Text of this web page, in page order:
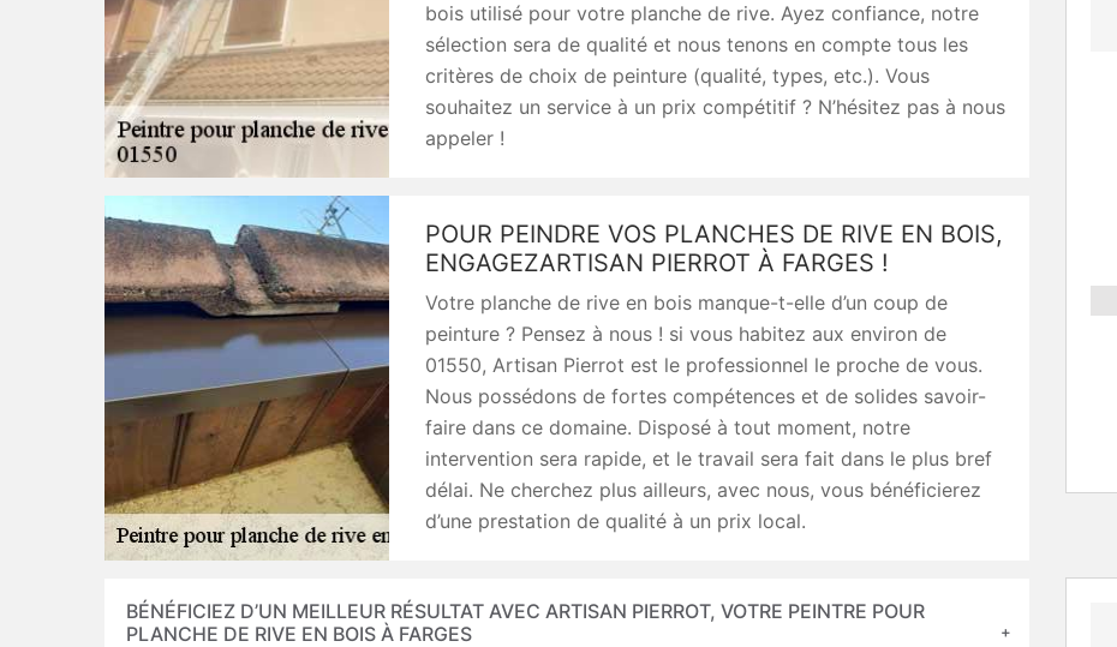
bois utilisé pour votre planche de rive. Ayez confiance, notre
sélection sera de qualité et nous tenons en compte tous les
critères de choix de peinture (qualité, types, etc.). Vous
souhaitez un service à un prix compétitif ? N’hésitez pas à nous
appeler !
POUR PEINDRE VOS PLANCHES DE RIVE EN BOIS,
ENGAGEZARTISAN PIERROT À FARGES !
Votre planche de rive en bois manque-t-elle d’un coup de
peinture ? Pensez à nous ! si vous habitez aux environ de
01550, Artisan Pierrot est le professionnel le proche de vous.
Nous possédons de fortes compétences et de solides savoir-
faire dans ce domaine. Disposé à tout moment, notre
intervention sera rapide, et le travail sera fait dans le plus bref
délai. Ne cherchez plus ailleurs, avec nous, vous bénéficierez
d’une prestation de qualité à un prix local.
BÉNÉFICIEZ D’UN MEILLEUR RÉSULTAT AVEC ARTISAN PIERROT, VOTRE PEINTRE POUR
PLANCHE DE RIVE EN BOIS À FARGES